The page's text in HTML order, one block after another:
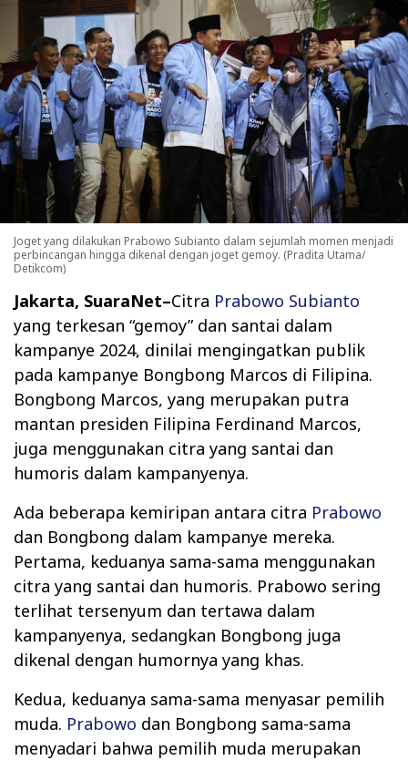
Joget yang dilakukan Prabowo Subianto dalam sejumlah momen menjadi
perbincangan hingga dikenal dengan joget gemoy. (Pradita Utama/
Detikcom)
Jakarta, SuaraNet–Citra Prabowo Subianto
yang terkesan “gemoy” dan santai dalam
kampanye 2024, dinilai mengingatkan publik
pada kampanye Bongbong Marcos di Filipina.
Bongbong Marcos, yang merupakan putra
mantan presiden Filipina Ferdinand Marcos,
juga menggunakan citra yang santai dan
humoris dalam kampanyenya.
Ada beberapa kemiripan antara citra Prabowo
dan Bongbong dalam kampanye mereka.
Pertama, keduanya sama-sama menggunakan
citra yang santai dan humoris. Prabowo sering
terlihat tersenyum dan tertawa dalam
kampanyenya, sedangkan Bongbong juga
dikenal dengan humornya yang khas.
Kedua, keduanya sama-sama menyasar pemilih
muda. Prabowo dan Bongbong sama-sama
menyadari bahwa pemilih muda merupakan